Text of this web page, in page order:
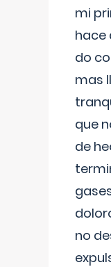
mi
hace
do
mas
que
de
no